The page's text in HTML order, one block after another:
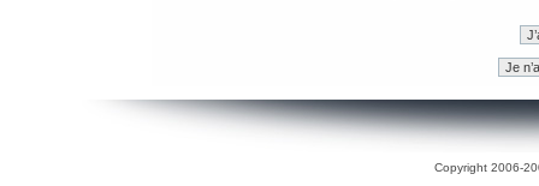
Copyright 2006-